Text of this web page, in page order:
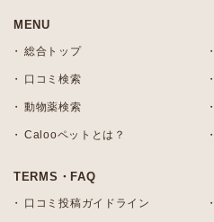
MENU
総合トップ
口コミ検索
動物薬検索
Calooペットとは？
TERMS・FAQ
口コミ投稿ガイドライン